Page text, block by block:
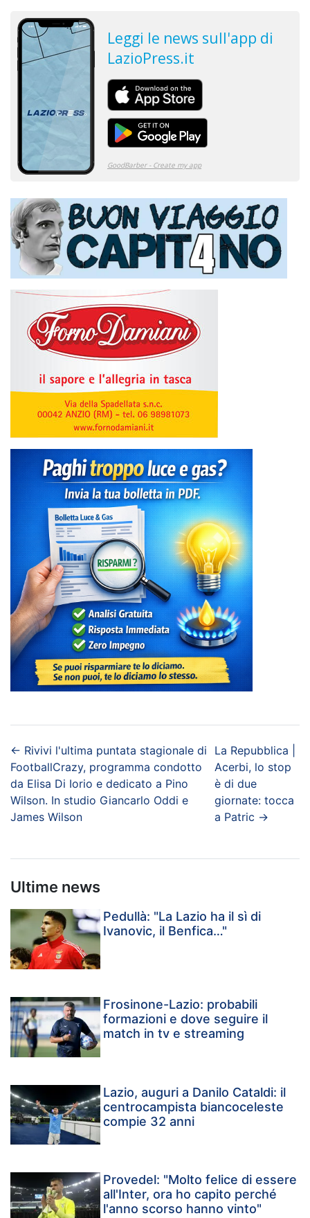
← Rivivi l'ultima puntata stagionale di
FootballCrazy, programma condotto
da Elisa Di Iorio e dedicato a Pino
Wilson. In studio Giancarlo Oddi e
James Wilson
La Repubblica |
Acerbi, lo stop
è di due
giornate: tocca
a Patric →
Ultime news
Pedullà: "La Lazio ha il sì di
Ivanovic, il Benfica…"
Frosinone-Lazio: probabili
formazioni e dove seguire il
match in tv e streaming
Lazio, auguri a Danilo Cataldi: il
centrocampista biancoceleste
compie 32 anni
Provedel: "Molto felice di essere
all'Inter, ora ho capito perché
l'anno scorso hanno vinto"